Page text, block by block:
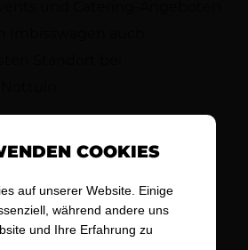
Sie mit frischen, zubereiteten
ist unser Standort ein
für eine schnelle und gute
COOKIES
auf unserer Website. Einige
während andere uns
und Ihre Erfahrung zu